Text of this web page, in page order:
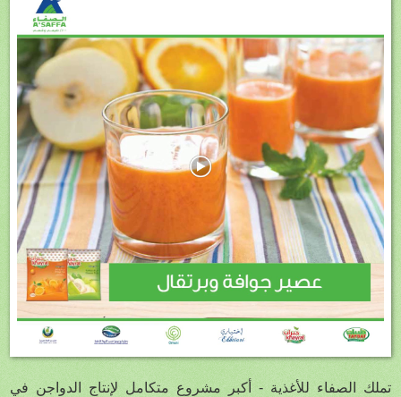
تملك الصفاء للأغذية - أكبر مشروع متكامل لإنتاج الدواجن في